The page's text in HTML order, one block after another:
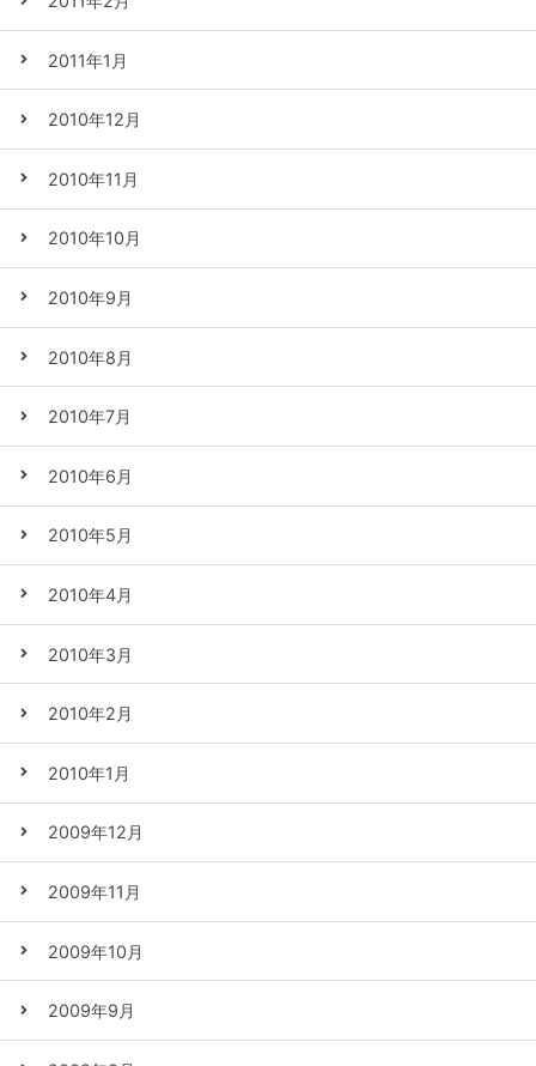
2011年1月
2010年12月
2010年11月
2010年10月
2010年9月
2010年8月
2010年7月
2010年6月
2010年5月
2010年4月
2010年3月
2010年2月
2010年1月
2009年12月
2009年11月
2009年10月
2009年9月